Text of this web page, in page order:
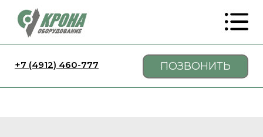
+7 (4912) 460-777 ПОЗВОНИТЬ